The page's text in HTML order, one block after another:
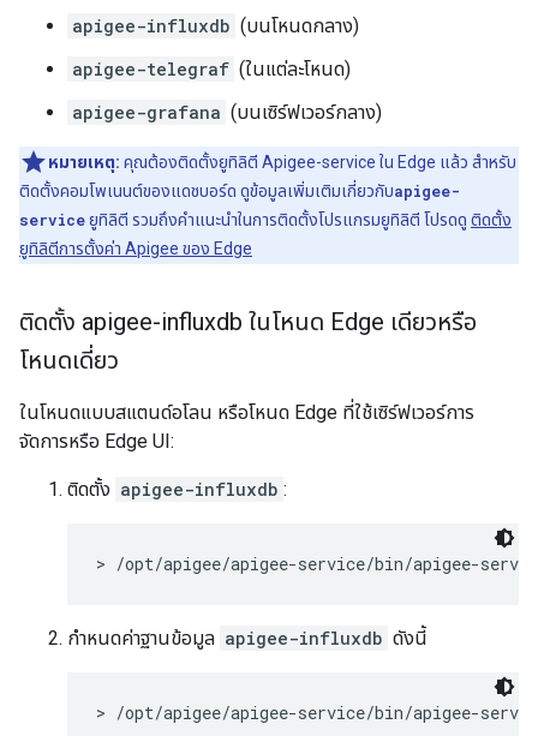
apigee-influxdb (บนโหนดกลาง)
apigee-telegraf (ในแต่ละโหนด)
apigee-grafana (บนเซิร์ฟเวอร์กลาง)
หมายเหตุ: คุณต้องติดตั้งยูทิลิตี Apigee-service ใน Edge แล้ว สำหรับ
ติดตั้งคอมโพเนนต์ของแดชบอร์ด ดูข้อมูลเพิ่มเติมเกี่ยวกับapigee-
serviceยูทิลิตี รวมถึงคำแนะนำในการติดตั้งโปรแกรมยูทิลิตี โปรดดู ติดตั้ง
ยูทิลิตีการตั้งค่า Apigee ของ Edge
ติดตั้ง apigee-influxdb ในโหนด Edge เดียวหรือ
โหนดเดี่ยว
ในโหนดแบบสแตนด์อโลน หรือโหนด Edge ที่ใช้เซิร์ฟเวอร์การ
จัดการหรือ Edge UI:
ติดตั้ง apigee-influxdb :
> /opt/apigee/apigee-service/bin/apigee-
กำหนดค่าฐานข้อมูล apigee-influxdb ดังนี้
> /opt/apigee/apigee-service/bin/apigee-